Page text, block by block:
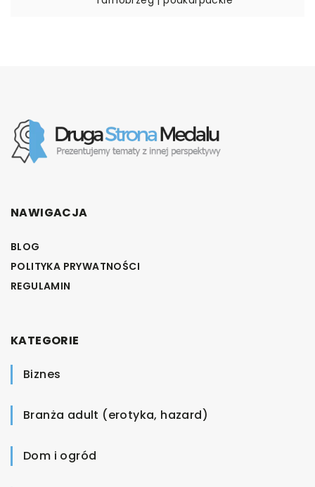
NAWIGACJA
BLOG
POLITYKA PRYWATNOŚCI
REGULAMIN
KATEGORIE
Biznes
Branża adult (erotyka, hazard)
Dom i ogród